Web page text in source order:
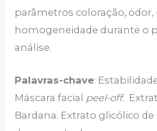
parâmetros coloração, odor,
homogeneidade durante o
análise.
Palavras-chave:
Máscara facial peel-off.
Bardana. Extrato glicólico